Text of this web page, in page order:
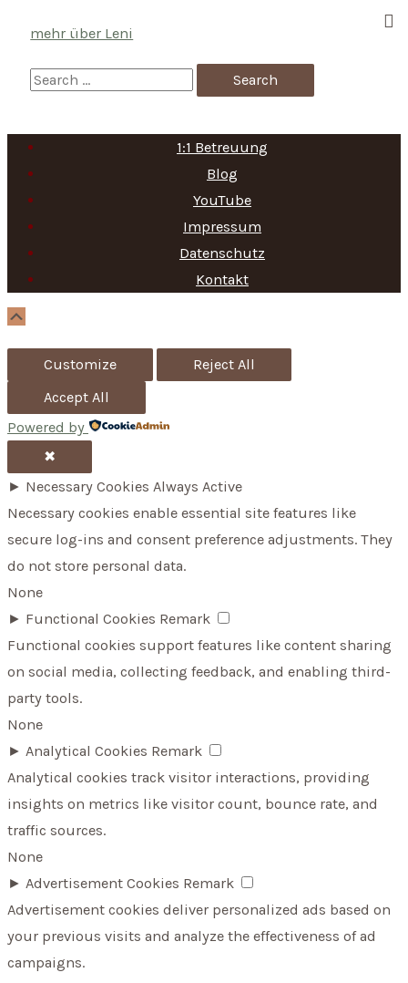
mehr über Leni
S
a
h
f
o
1:1 Betreuung
Blog
YouTube
Impressum
Datenschutz
Kontakt
Customize
Reject All
Accept All
Powered by
✖
► Necessary Cookies Always Active
Necessary cookies enable essential site features like
secure log-ins and consent preference adjustments. They
do not store personal data.
None
► Functional Cookies Remark
Functional cookies support features like content sharing
on social media, collecting feedback, and enabling third-
party tools.
None
► Analytical Cookies Remark
Analytical cookies track visitor interactions, providing
insights on metrics like visitor count, bounce rate, and
traffic sources.
None
► Advertisement Cookies Remark
Advertisement cookies deliver personalized ads based on
your previous visits and analyze the effectiveness of ad
campaigns.